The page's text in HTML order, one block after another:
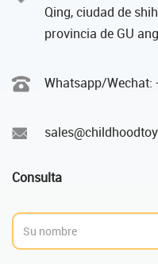
Qing, ciudad de
provincia de GU
Whatsapp/Wechat:
Consulta